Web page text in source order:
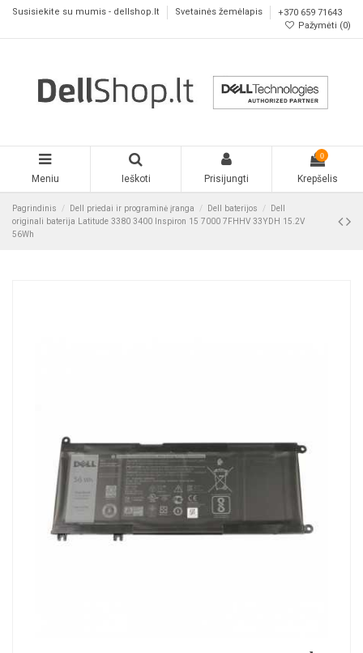
Susisiekite su mumis - dellshop.lt Svetainės žemėlapis
+370 659 71643
Pažymėti (0)
Meniu Ieškoti Prisijungti
0
Krepšelis
Pagrindinis Dell priedai ir programinė įranga Dell baterijos
Dell
originali baterija Latitude 3380 3400 Inspiron 15 7000 7FHHV 33YDH 15.2V
56Wh